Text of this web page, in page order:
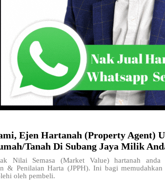
Ejen Hartanah (Property Agent)
Tanah Di Subang Jaya Milik
Nilai Semasa (Market Value) hartanah
& Penilaian Harta (JPPH). Ini bagi
oleh pembeli.